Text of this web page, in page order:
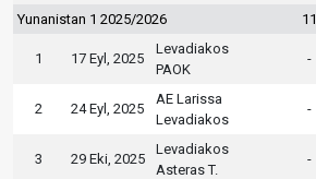
Yunanistan 1 2025/2026 11
1 17 Eyl, 2025
Levadiakos
PAOK
-
2 24 Eyl, 2025
AE Larissa
Levadiakos
-
3 29 Eki, 2025
Levadiakos
Asteras T.
-